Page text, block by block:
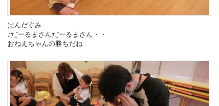
ぱんだぐみ
♪だーるまさんだーるまさん・・
おねえちゃんの勝ちだね